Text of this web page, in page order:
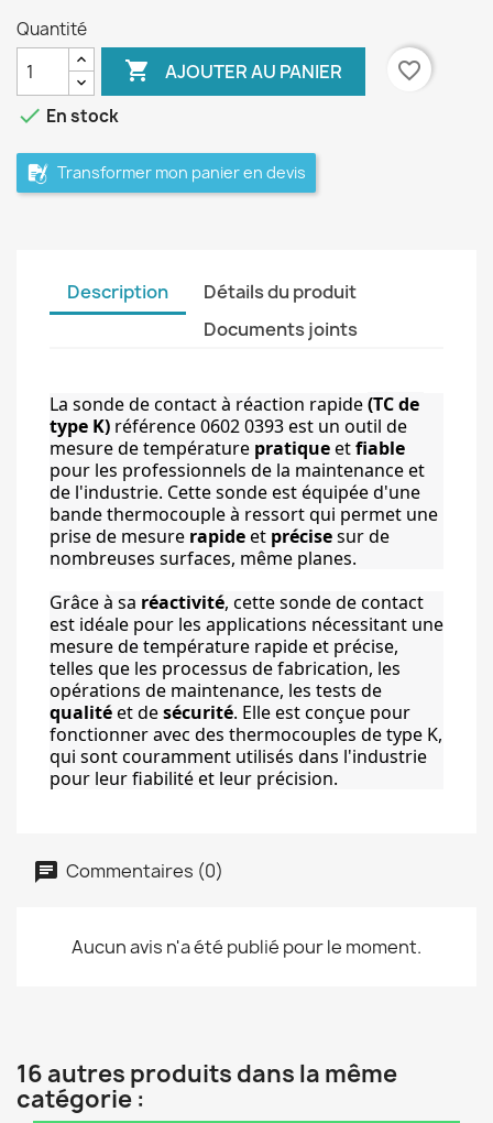
Quantité
 AJOUTER AU PANIER
favorite_border
done En stock
Transformer mon panier en devis
Description
Détails du produit
Documents joints
La sonde de contact à réaction rapide (TC de
type K) référence 0602 0393 est un outil de
mesure de température pratique et fiable
pour les professionnels de la maintenance et
de l'industrie. Cette sonde est équipée d'une
bande thermocouple à ressort qui permet une
prise de mesure rapide et précise sur de
nombreuses surfaces, même planes.
Grâce à sa réactivité, cette sonde de contact
est idéale pour les applications nécessitant une
mesure de température rapide et précise,
telles que les processus de fabrication, les
qualité et de sécurité. Elle est conçue pour
fonctionner avec des thermocouples de type K,
qui sont couramment utilisés dans l'industrie
pour leur fiabilité et leur précision.
Commentaires (0)
Aucun avis n'a été publié pour le moment.
16 autres produits dans la même
catégorie :